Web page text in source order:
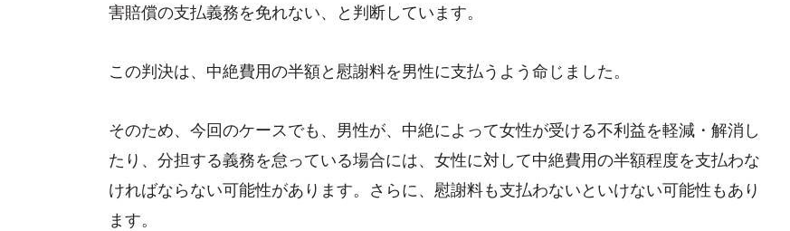
害賠償の支払義務を免れない、と判断しています。
この判決は、中絶費用の半額と慰謝料を男性に支払うよう命じました。
そのため、今回のケースでも、男性が、中絶によって女性が受ける不利益を軽減・解消し
たり、分担する義務を怠っている場合には、女性に対して中絶費用の半額程度を支払わな
ければならない可能性があります。さらに、慰謝料も支払わないといけない可能性もあり
ます。